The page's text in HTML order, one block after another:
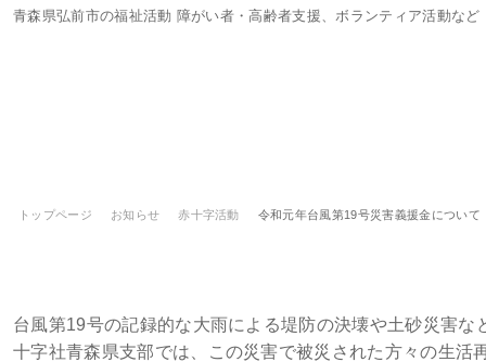
青森県弘前市の福祉活動 障がい者・高齢者支援、ボランティア活動など
トップページ お知らせ 赤十字活動 令和元年台風第19号災害義援金について
台風第19号の記録的な大雨による堤防の決壊や土砂災害
十字社青森県支部では、この災害で被災された方々の生活